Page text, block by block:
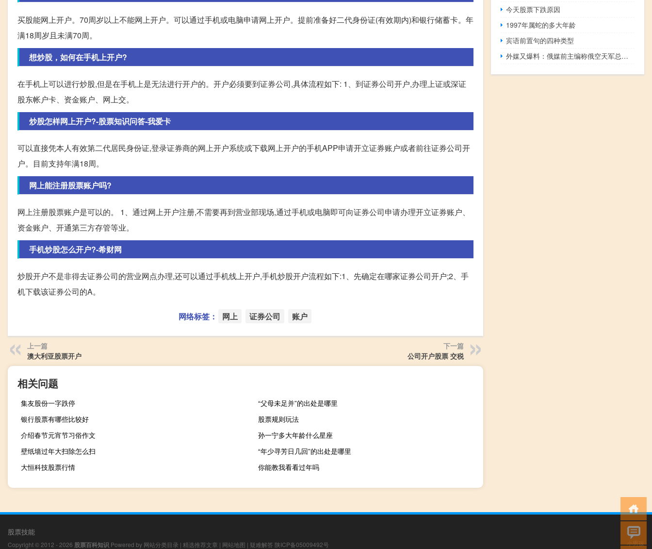
买股能网上开户。70周岁以上不能网上开户。可以通过手机或电脑申请网上开户。提前准备好二代身份证(有效期内)和银行储蓄卡。年
满18周岁且未满70周。
想炒股，如何在手机上开户?
在手机上可以进行炒股,但是在手机上是无法进行开户的。开户必须要到证券公司,具体流程如下: 1、到证券公司开户,办理上证或深证
股东帐户卡、资金账户、网上交。
炒股怎样网上开户?-股票知识问答-我爱卡
可以直接凭本人有效第二代居民身份证,登录证券商的网上开户系统或下载网上开户的手机APP申请开立证券账户或者前往证券公司开
户。目前支持年满18周。
网上能注册股票账户吗?
网上注册股票账户是可以的。 1、通过网上开户注册,不需要再到营业部现场,通过手机或电脑即可向证券公司申请办理开立证券账户、
资金账户、开通第三方存管等业。
手机炒股怎么开户?-希财网
炒股开户不是非得去证券公司的营业网点办理,还可以通过手机线上开户,手机炒股开户流程如下:1、先确定在哪家证券公司开户;2、手
机下载该证券公司的A。
网络标签： 网上 证券公司 账户
上一篇
澳大利亚股票开户
下一篇
公司开户股票 交税
相关问题
集友股份一字跌停
“父母未足并”的出处是哪里
银行股票有哪些比较好
股票规则玩法
介绍春节元宵节习俗作文
孙一宁多大年龄什么星座
壁纸墙过年大扫除怎么扫
“年少寻芳日几回”的出处是哪里
大恒科技股票行情
你能教我看看过年吗
今天股票下跌原因
1997年属蛇的多大年龄
宾语前置句的四种类型
外媒又爆料：俄媒前主编称俄空天军总司令苏罗维金已被解职
股票技能
Copyright © 2012 - 2026 股票百科知识 Powered by 网站分类目录 | 精选推荐文章 | 网站地图 | 疑难解答 陕ICP备05009492号 小男孩